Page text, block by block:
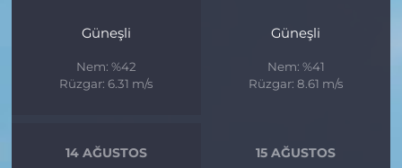
Güneşli
Nem: %42
Rüzgar: 6.31 m/s
Güneşli
Nem: %41
Rüzgar: 8.61 m/s
14 AĞUSTOS
15 AĞUSTOS